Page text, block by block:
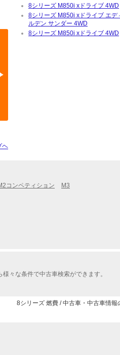
▶
ヘ
8シリーズ M850i xドライブ 4WD
8シリーズ M850i xドライブ エデ
ルデン サンダー 4WD
8シリーズ M850i xドライブ 4WD
コンペティション M3
々な条件で中古車検索ができます。
8シリーズ 燃費 / 中古車・中古車情報